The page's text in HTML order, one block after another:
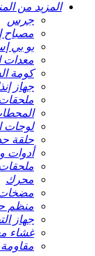
المزيد من
جرس
مصباح
يو بي
معدات
كومة
جهاز
ملحقات
لوحات
حلقة
أدوات
ملحقات
محرك
مضخات
منظم
جهاز
غشاء
مقاومة